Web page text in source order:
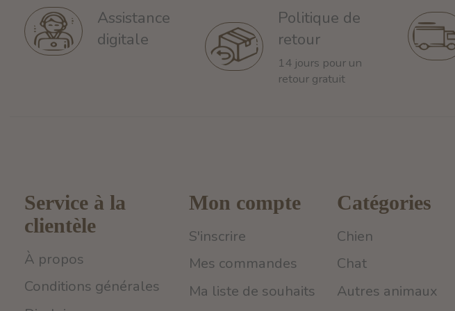
Assistance
digitale
Politique de
retour
14 jours pour un
retour gratuit
Service à la
clientèle
À propos
Conditions générales
Mon compte
S'inscrire
Mes commandes
Ma liste de souhaits
Catégories
Chien
Chat
Autres animaux